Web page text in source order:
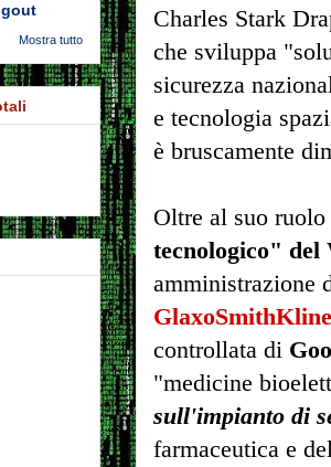
Charles Stark
che sviluppa
sicurezza
e tecnologia
è bruscamente
Oltre al suo
tecnologico" del
amministrazione
controllata di
"medicine
sull'impianto di
farmaceutica e
Mostra tutto